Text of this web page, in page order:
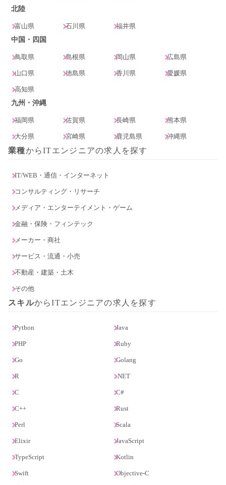
北陸
富山県 石川県
福井県
中国・四国
鳥取県 島根県 岡山県 広島県
山口県 徳島県 香川県 愛媛県
高知県
九州・沖縄
福岡県 佐賀県 長崎県 熊本県
大分県 宮崎県 鹿児島県 沖縄県
業種からITエンジニアの求人を探す
IT/WEB・通信・インターネット
コンサルティング・リサーチ
メディア・エンターテイメント・ゲーム
金融・保険・フィンテック
メーカー・商社
サービス・流通・小売
不動産・建築・土木
その他
スキルからITエンジニアの求人を探す
Python Java
PHP Ruby
Go Golang
R .NET
C C#
C++ Rust
Perl Scala
Elixir JavaScript
TypeScript Kotlin
Swift Objective-C